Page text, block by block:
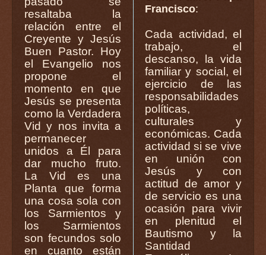
resaltaba la
relación entre el
Creyente y Jesús
Buen Pastor. Hoy
el Evangelio nos
propone el
momento en que
Jesús se presenta
como la Verdadera
Vid y nos invita a
permanecer
unidos a Él para
dar mucho fruto.
La Vid es una
Planta que forma
una cosa sola con
los Sarmientos y
los Sarmientos
son fecundos solo
en cuanto están
Francisco:
Cada actividad, el
trabajo, el
descanso, la vida
familiar y social, el
ejercicio de las
responsabilidades
políticas,
culturales y
económicas. Cada
actividad si se vive
en unión con
Jesús y con
actitud de amor y
de servicio es una
ocasión para vivir
en plenitud el
Bautismo y la
Santidad